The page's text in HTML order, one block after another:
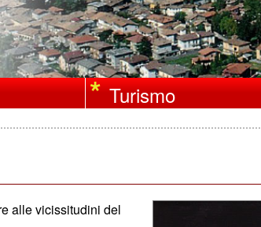
Turismo
alle vicissitudini del